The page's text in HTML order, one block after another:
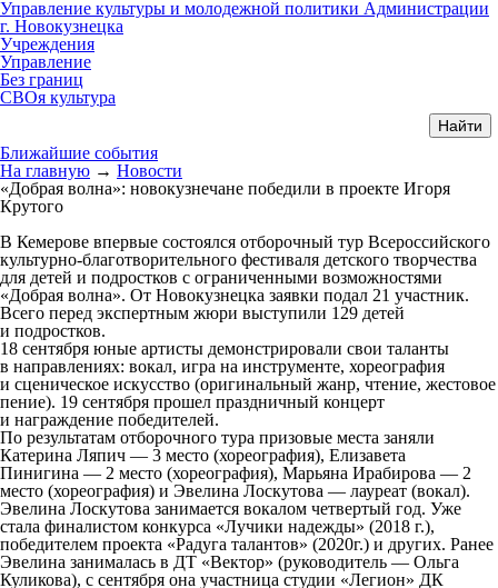
Управление культуры и молодежной политики Администрации
г. Новокузнецка
Учреждения
Управление
Без границ
СВОя культура
Ближайшие события
На главную → Новости
«Добрая волна»: новокузнечане победили в проекте Игоря
Крутого
В Кемерове впервые состоялся отборочный тур Всероссийского
культурно-благотворительного фестиваля детского творчества
для детей и подростков с ограниченными возможностями
«Добрая волна». От Новокузнецка заявки подал 21 участник.
Всего перед экспертным жюри выступили 129 детей
и подростков.
18 сентября юные артисты демонстрировали свои таланты
в направлениях: вокал, игра на инструменте, хореография
и сценическое искусство (оригинальный жанр, чтение, жестовое
пение). 19 сентября прошел праздничный концерт
и награждение победителей.
По результатам отборочного тура призовые места заняли
Катерина Ляпич — 3 место (хореография), Елизавета
Пинигина — 2 место (хореография), Марьяна Ирабирова — 2
место (хореография) и Эвелина Лоскутова — лауреат (вокал).
Эвелина Лоскутова занимается вокалом четвертый год. Уже
стала финалистом конкурса «Лучики надежды» (2018 г.),
победителем проекта «Радуга талантов» (2020г.) и других. Ранее
Эвелина занималась в ДТ «Вектор» (руководитель — Ольга
Куликова), с сентября она участница студии «Легион» ДК